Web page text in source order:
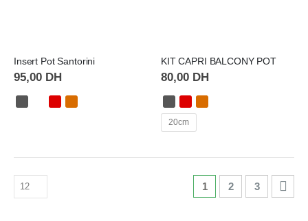
Insert Pot Santorini
95,00 DH
KIT CAPRI BALCONY POT
80,00 DH
20cm
1 2 3